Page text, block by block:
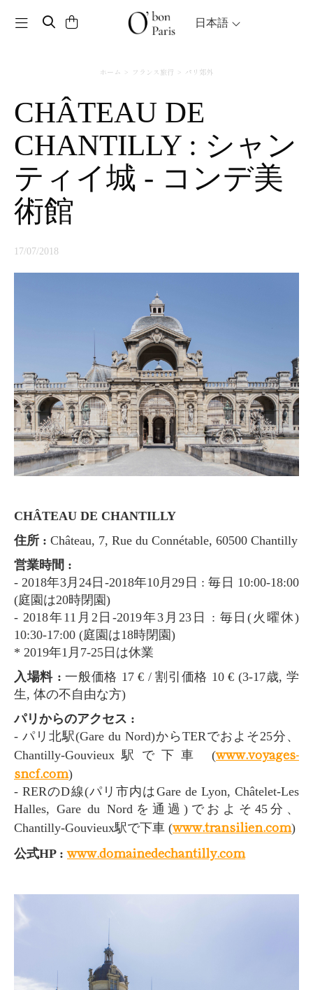
Toggle navigation 日本語
ホーム フランス旅行 パリ郊外
CHÂTEAU DE
CHANTILLY : シャン
ティイ城 - コンデ美
術館
17/07/2018
CHÂTEAU DE CHANTILLY
住所 : Château, 7, Rue du Connétable, 60500 Chantilly
営業時間 :
- 2018年3月24日-2018年10月29日 : 毎日 10:00-18:00
(庭園は20時閉園)
- 2018年11月2日‐2019年3月23日 : 毎日(火曜休)
10:30-17:00 (庭園は18時閉園)
* 2019年1月7-25日は休業
入場料 : 一般価格 17 € / 割引価格 10 € (3-17歳, 学
生, 体の不自由な方)
パリからのアクセス :
- パリ北駅(Gare du Nord)からTERでおよそ25分、
Chantilly-Gouvieux駅で下車 (www.voyages-
sncf.com)
- RERのD線(パリ市内はGare de Lyon, Châtelet-Les
Halles, Gare du Nordを通過)でおよそ45分、
Chantilly-Gouvieux駅で下車 (www.transilien.com)
公式HP : www.domainedechantilly.com